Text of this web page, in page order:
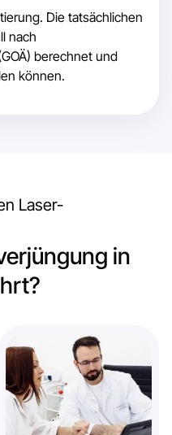
Die tatsächlichen
nach
berechnet und
können.
Laser-
in